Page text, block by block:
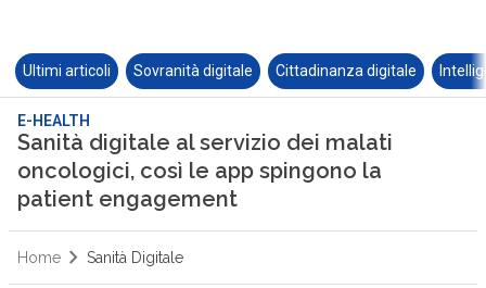
Ultimi articoli Sovranità digitale Cittadinanza digitale
E-HEALTH
Sanità digitale al servizio dei malati
oncologici, così le app spingono la
patient engagement
Home Sanità Digitale